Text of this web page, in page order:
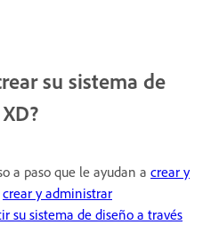
su sistema de
a paso que le ayudan a crear y
crear y administrar
su sistema de diseño a través